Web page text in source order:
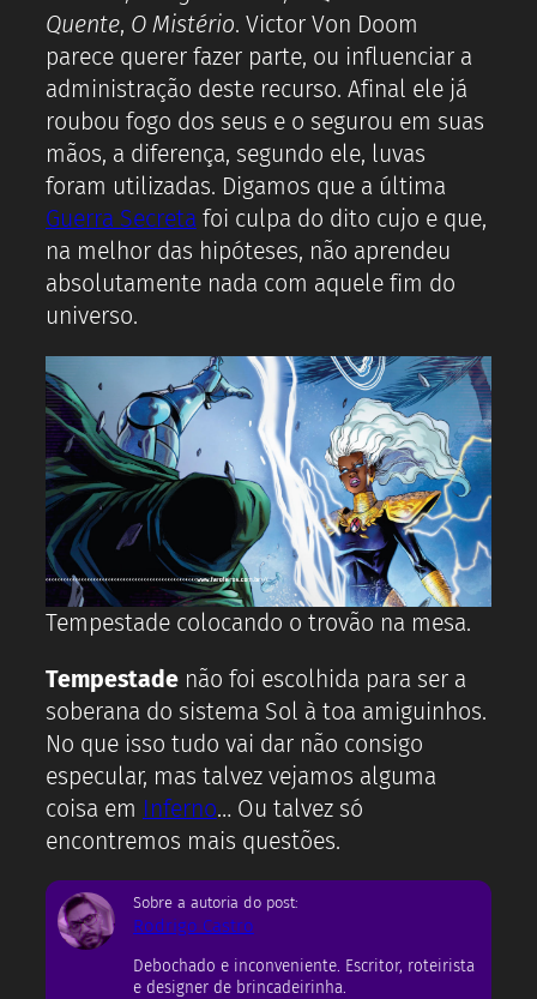
Quente, O Mistério. Victor Von Doom
parece querer fazer parte, ou influenciar a
administração deste recurso. Afinal ele já
roubou fogo dos seus e o segurou em suas
mãos, a diferença, segundo ele, luvas
foram utilizadas. Digamos que a última
Guerra Secreta foi culpa do dito cujo e que,
na melhor das hipóteses, não aprendeu
absolutamente nada com aquele fim do
universo.
Tempestade colocando o trovão na mesa.
Tempestade não foi escolhida para ser a
soberana do sistema Sol à toa amiguinhos.
No que isso tudo vai dar não consigo
especular, mas talvez vejamos alguma
coisa em Inferno… Ou talvez só
encontremos mais questões.
Sobre a autoria do post:
Rodrigo Castro
Debochado e inconveniente. Escritor, roteirista
e designer de brincadeirinha.